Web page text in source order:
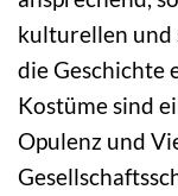
kulturellen und
die Geschichte
Kostüme sind
Opulenz und